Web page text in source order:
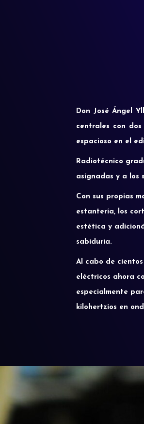
Don José Ángel
centrales con
espacioso en el
Radiotécnico
asignadas y a los
Con sus propias
estantería, los
estética y
sabiduría.
Al cabo de
eléctricos ahora
especialmente
kilohertzios en